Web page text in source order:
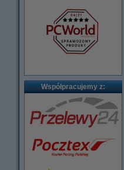
Współpracujemy z: